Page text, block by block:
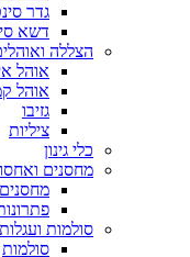
גדר
דשא
הצללה
אוהל
אוהל
גזיבו
ציליות
כלי גינון
מחסנים
מחסנים
סולמות ועגלות
סולמות